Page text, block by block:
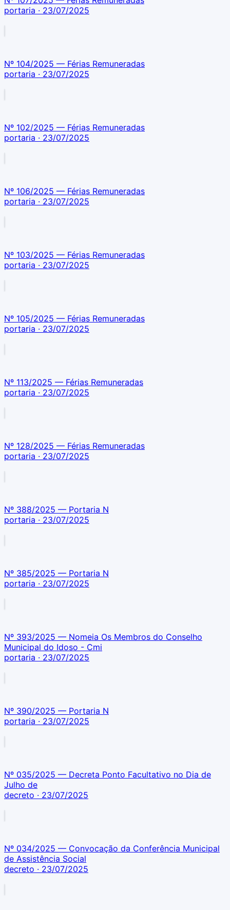
portaria · 23/07/2025
Nº 104/2025 — Férias Remuneradas
portaria · 23/07/2025
Nº 102/2025 — Férias Remuneradas
portaria · 23/07/2025
Nº 106/2025 — Férias Remuneradas
portaria · 23/07/2025
Nº 103/2025 — Férias Remuneradas
portaria · 23/07/2025
Nº 105/2025 — Férias Remuneradas
portaria · 23/07/2025
Nº 113/2025 — Férias Remuneradas
portaria · 23/07/2025
Nº 128/2025 — Férias Remuneradas
portaria · 23/07/2025
Nº 388/2025 — Portaria N
portaria · 23/07/2025
Nº 385/2025 — Portaria N
portaria · 23/07/2025
Nº 393/2025 — Nomeia Os Membros do Conselho
Municipal do Idoso - Cmi
portaria · 23/07/2025
Nº 390/2025 — Portaria N
portaria · 23/07/2025
Nº 035/2025 — Decreta Ponto Facultativo no Dia de
Julho de
decreto · 23/07/2025
Nº 034/2025 — Convocação da Conferência Municipal
de Assistência Social
decreto · 23/07/2025